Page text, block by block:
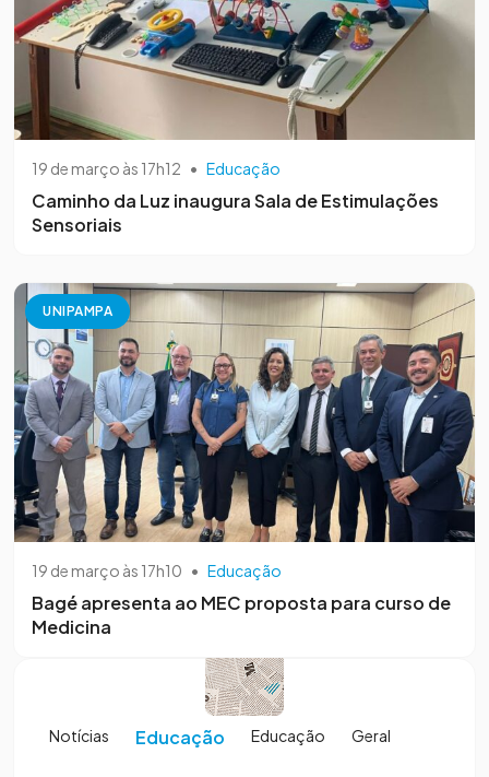
19 de março às 17h12 • Educação
Caminho da Luz inaugura Sala de Estimulações
Sensoriais
UNIPAMPA
19 de março às 17h10 • Educação
Bagé apresenta ao MEC proposta para curso de
Medicina
Notícias Educação Educação Geral